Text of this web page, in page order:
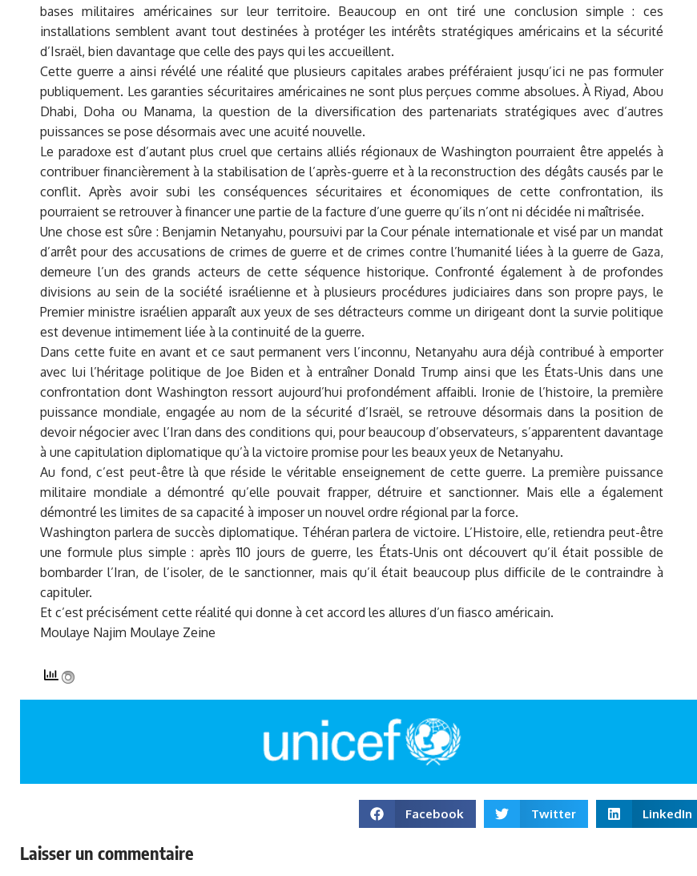
bases militaires américaines sur leur territoire. Beaucoup en ont tiré une conclusion simple : ces
installations semblent avant tout destinées à protéger les intérêts stratégiques américains et la sécurité
d’Israël, bien davantage que celle des pays qui les accueillent.
Cette guerre a ainsi révélé une réalité que plusieurs capitales arabes préféraient jusqu’ici ne pas formuler
publiquement. Les garanties sécuritaires américaines ne sont plus perçues comme absolues. À Riyad, Abou
Dhabi, Doha ou Manama, la question de la diversification des partenariats stratégiques avec d’autres
puissances se pose désormais avec une acuité nouvelle.
Le paradoxe est d’autant plus cruel que certains alliés régionaux de Washington pourraient être appelés à
contribuer financièrement à la stabilisation de l’après-guerre et à la reconstruction des dégâts causés par le
conflit. Après avoir subi les conséquences sécuritaires et économiques de cette confrontation, ils
pourraient se retrouver à financer une partie de la facture d’une guerre qu’ils n’ont ni décidée ni maîtrisée.
Une chose est sûre : Benjamin Netanyahu, poursuivi par la Cour pénale internationale et visé par un mandat
d’arrêt pour des accusations de crimes de guerre et de crimes contre l’humanité liées à la guerre de Gaza,
demeure l’un des grands acteurs de cette séquence historique. Confronté également à de profondes
divisions au sein de la société israélienne et à plusieurs procédures judiciaires dans son propre pays, le
Premier ministre israélien apparaît aux yeux de ses détracteurs comme un dirigeant dont la survie politique
est devenue intimement liée à la continuité de la guerre.
Dans cette fuite en avant et ce saut permanent vers l’inconnu, Netanyahu aura déjà contribué à emporter
avec lui l’héritage politique de Joe Biden et à entraîner Donald Trump ainsi que les États-Unis dans une
confrontation dont Washington ressort aujourd’hui profondément affaibli. Ironie de l’histoire, la première
puissance mondiale, engagée au nom de la sécurité d’Israël, se retrouve désormais dans la position de
devoir négocier avec l’Iran dans des conditions qui, pour beaucoup d’observateurs, s’apparentent davantage
à une capitulation diplomatique qu’à la victoire promise pour les beaux yeux de Netanyahu.
Au fond, c’est peut-être là que réside le véritable enseignement de cette guerre. La première puissance
militaire mondiale a démontré qu’elle pouvait frapper, détruire et sanctionner. Mais elle a également
démontré les limites de sa capacité à imposer un nouvel ordre régional par la force.
Washington parlera de succès diplomatique. Téhéran parlera de victoire. L’Histoire, elle, retiendra peut-être
une formule plus simple : après 110 jours de guerre, les États-Unis ont découvert qu’il était possible de
bombarder l’Iran, de l’isoler, de le sanctionner, mais qu’il était beaucoup plus difficile de le contraindre à
capituler.
Et c’est précisément cette réalité qui donne à cet accord les allures d’un fiasco américain.
Moulaye Najim Moulaye Zeine
Facebook Twitter LinkedIn
Laisser un commentaire